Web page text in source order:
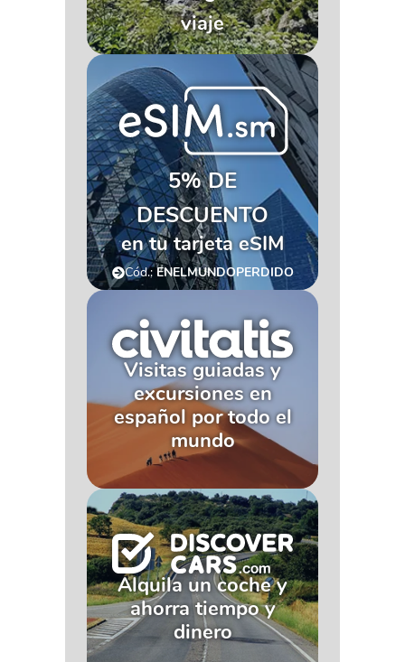
viaje
5% DE
DESCUENTO
en tu tarjeta eSIM
Cód.:ENELMUNDOPERDIDO
Visitas guiadas y
excursiones en
español por todo el
mundo
Alquila un coche y
ahorra tiempo y
dinero